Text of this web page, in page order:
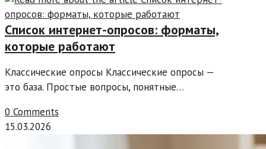
Список интернет-опросов: форматы,
которые работают
Классические опросы Классические опросы —
это база. Простые вопросы, понятные…
0 Comments
15.03.2026